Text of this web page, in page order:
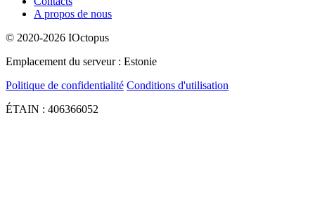
A propos de nous
© 2020-2026 IOctopus
Emplacement du serveur : Estonie
Politique de confidentialité Conditions d'utilisation
ÉTAIN : 406366052